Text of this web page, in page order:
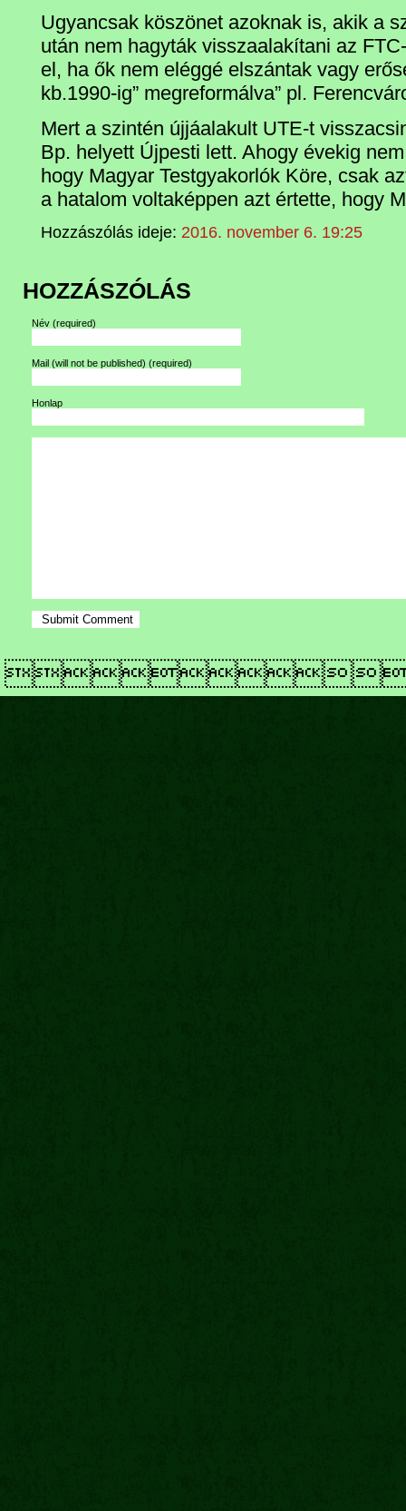
Ugyancsak köszönet azoknak is, akik a
után nem hagyták visszaalakítani az
el, ha ők nem eléggé elszántak vagy
kb.1990-ig” megreformálva” pl.
Mert a szintén újjáalakult UTE-t
Bp. helyett Újpesti lett. Ahogy évekig
hogy Magyar Testgyakorlók Köre, csak
a hatalom voltaképpen azt értette, hogy
Hozzászólás ideje: 2016. november 6. 19:25
HOZZÁSZÓLÁS
Név (required)
Mail (will not be published) (required)
Honlap